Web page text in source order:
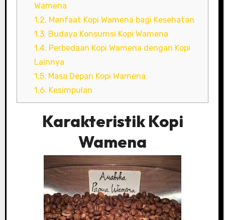
Wamena
1.2. Manfaat Kopi Wamena bagi Kesehatan
1.3. Budaya Konsumsi Kopi Wamena
1.4. Perbedaan Kopi Wamena dengan Kopi
Lainnya
1.5. Masa Depan Kopi Wamena
1.6. Kesimpulan
Karakteristik Kopi
Wamena